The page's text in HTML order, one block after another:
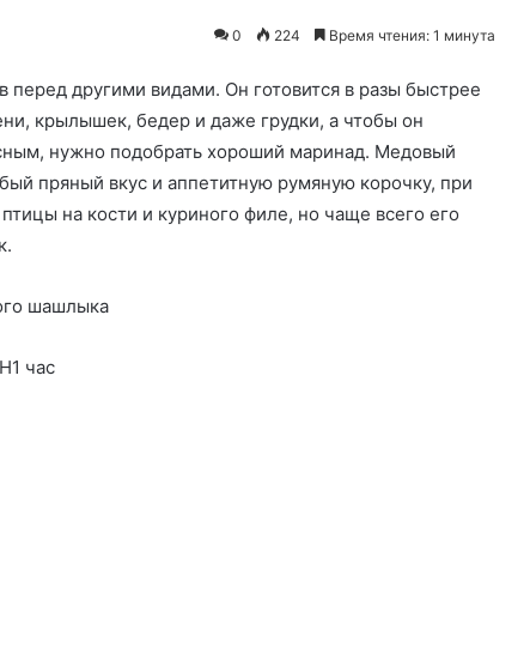
0 224 Время чтения: 1 минута
другими видами. Он готовится в разы быстрее
крылышек, бедер и даже грудки, а чтобы он
нужно подобрать хороший маринад. Медовый
пряный вкус и аппетитную румяную корочку, при
на кости и куриного филе, но чаще всего его
час
норвежски
тягой
точного
контроля
температуры?
Система вентиляции Weber:
для точного контроля
температуры?